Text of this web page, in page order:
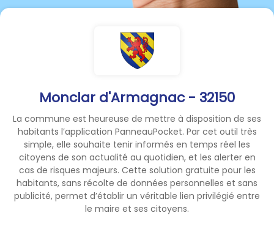
Monclar d'Armagnac - 32150
La commune est heureuse de mettre à disposition de ses
habitants l’application PanneauPocket. Par cet outil très
simple, elle souhaite tenir informés en temps réel les
citoyens de son actualité au quotidien, et les alerter en
cas de risques majeurs. Cette solution gratuite pour les
habitants, sans récolte de données personnelles et sans
publicité, permet d’établir un véritable lien privilégié entre
le maire et ses citoyens.
- d'une importante activité
électrique [attention aux
départs de feux]
⚠️ Soyez prudents, mettez à
l'abri ce qui peut être
emporté par le vent, abîmé
par la grêle ou inondé, évitez
les déplacements et les
activités à l'extérieur,
éloignez-vous des arbres et
des cours d'eau.